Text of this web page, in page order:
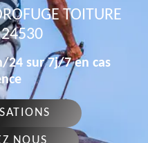
TOITURE
24530
24 sur 7j/7 en cas